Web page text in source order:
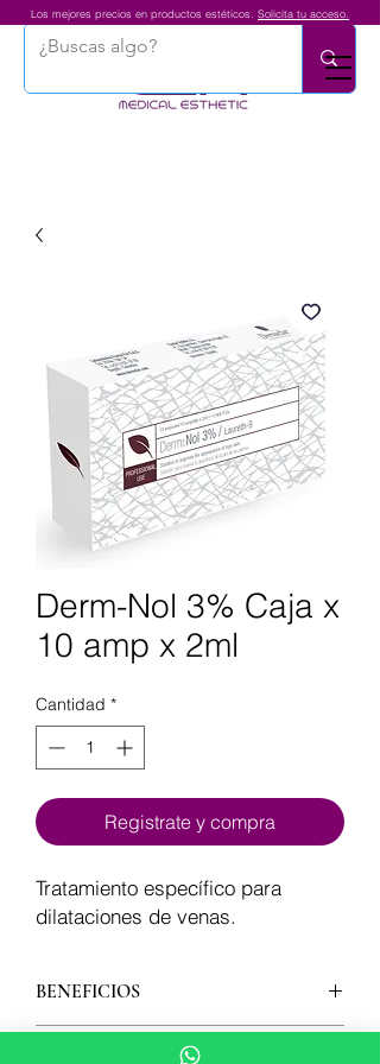
Los mejores precios en productos estéticos. Solicita tu acceso.
Derm-Nol 3% Caja x
10 amp x 2ml
Cantidad *
Registrate y compra
Tratamiento específico para
dilataciones de venas.
BENEFICIOS
- Mejora de las dilataciones varicosas